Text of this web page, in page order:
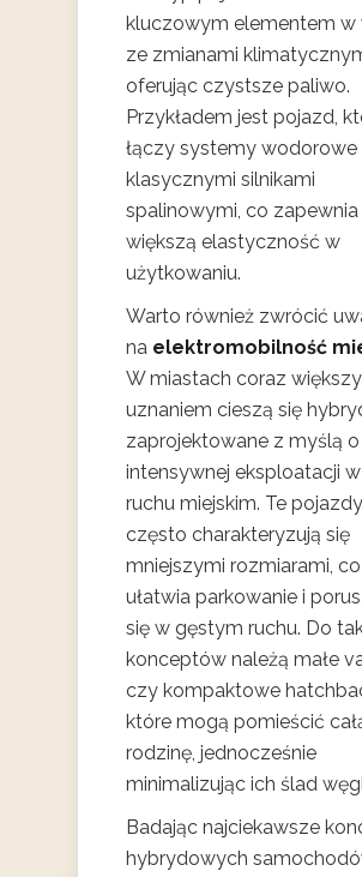
kluczowym elementem w
ze zmianami
oferując czystsze paliwo.
Przykładem jest pojazd,
łączy systemy wodorowe
klasycznymi silnikami
spalinowymi, co zapewnia
większą elastyczność w
użytkowaniu.
Warto również zwrócić
na elektromobilność
W miastach coraz
uznaniem cieszą się
zaprojektowane z myślą o
intensywnej eksploatacji w
ruchu miejskim. Te pojazdy
często charakteryzują się
mniejszymi rozmiarami, co
ułatwia parkowanie i
się w gęstym ruchu. Do
konceptów należą małe
czy kompaktowe
które mogą pomieścić
rodzinę, jednocześnie
minimalizując ich ślad
Badając najciekawsze
hybrydowych